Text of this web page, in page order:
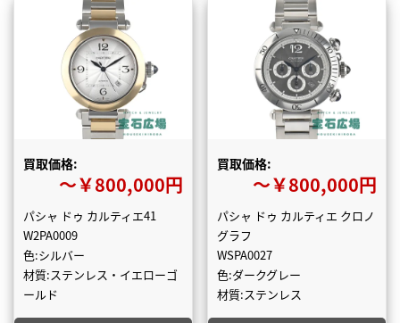
買取価格:
〜￥800,000円
パシャ ドゥ カルティエ41
W2PA0009
色:シルバー
材質:ステンレス・イエローゴ
ールド
買取価格:
〜￥800,000円
パシャ ドゥ カルティエ クロノ
グラフ
WSPA0027
色:ダークグレー
材質:ステンレス